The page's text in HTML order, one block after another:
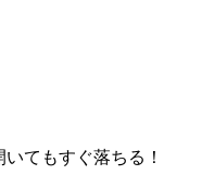
てもすぐ落ちる！